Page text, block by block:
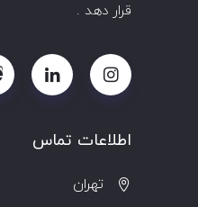
قرار دهد .
اطلاعات تماس
تهران